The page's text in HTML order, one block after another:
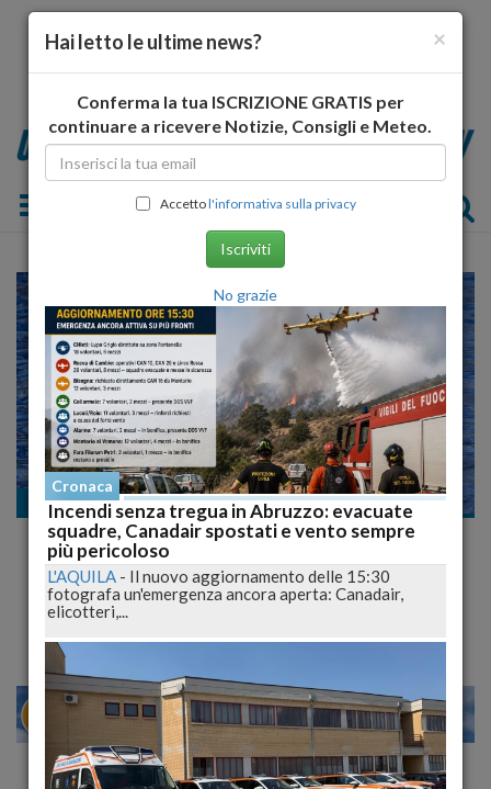
Toggle navigation
Cronaca
Bimba di 10 Anni in Arresto Cardiaco nella
Piscina di un Hotel: Soccorsa e Rianimata
dal 118
MILANO 20 26
×
Hai letto le ultime news?
Conferma la tua ISCRIZIONE GRATIS per
continuare a ricevere Notizie, Consigli e Meteo.
Accettol'informativa sulla privacy
Iscriviti
No grazie
Cronaca
Incendi senza tregua in Abruzzo: evacuate
squadre, Canadair spostati e vento sempre
più pericoloso
L'AQUILA - Il nuovo aggiornamento delle 15:30
fotografa un'emergenza ancora aperta: Canadair,
elicotteri,...